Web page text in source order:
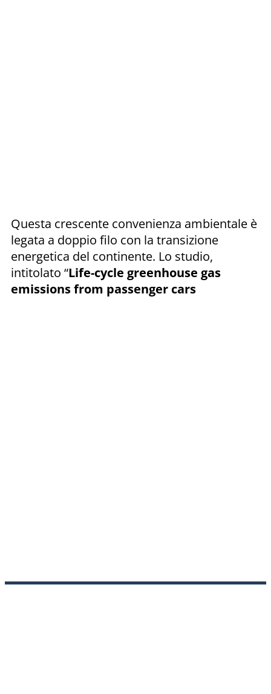
Questa crescente convenienza ambientale è
legata a doppio filo con la transizione
energetica del continente. Lo studio,
intitolato “Life-cycle greenhouse gas
emissions from passenger cars